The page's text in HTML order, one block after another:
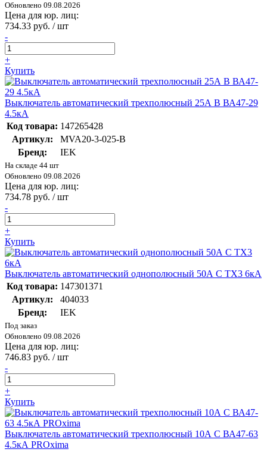
Обновлено 09.08.2026
Цена для юр. лиц:
734.33 руб. / шт
-
+
Купить
Выключатель автоматический трехполюсный 25А В ВА47-29
4.5кА
Код товара: 147265428
Артикул:
MVA20-3-025-B
Бренд:
IEK
На складе 44 шт
Обновлено 09.08.2026
Цена для юр. лиц:
734.78 руб. / шт
-
+
Купить
Выключатель автоматический однополюсный 50А C TX3 6кА
Код товара: 147301371
Артикул:
404033
Бренд:
IEK
Под заказ
Обновлено 09.08.2026
Цена для юр. лиц:
746.83 руб. / шт
-
+
Купить
Выключатель автоматический трехполюсный 10А С ВА47-63
4.5кА PROxima